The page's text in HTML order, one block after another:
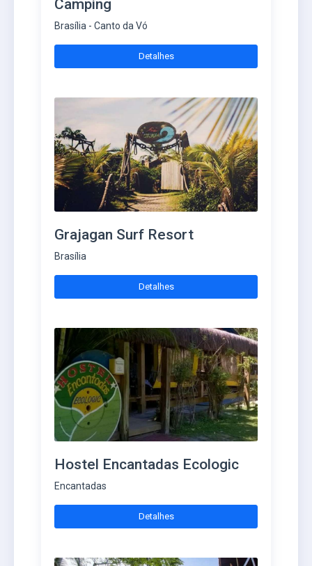
Camping
Brasília - Canto da Vó
Detalhes
Grajagan Surf Resort
Brasília
Detalhes
Hostel Encantadas Ecologic
Encantadas
Detalhes